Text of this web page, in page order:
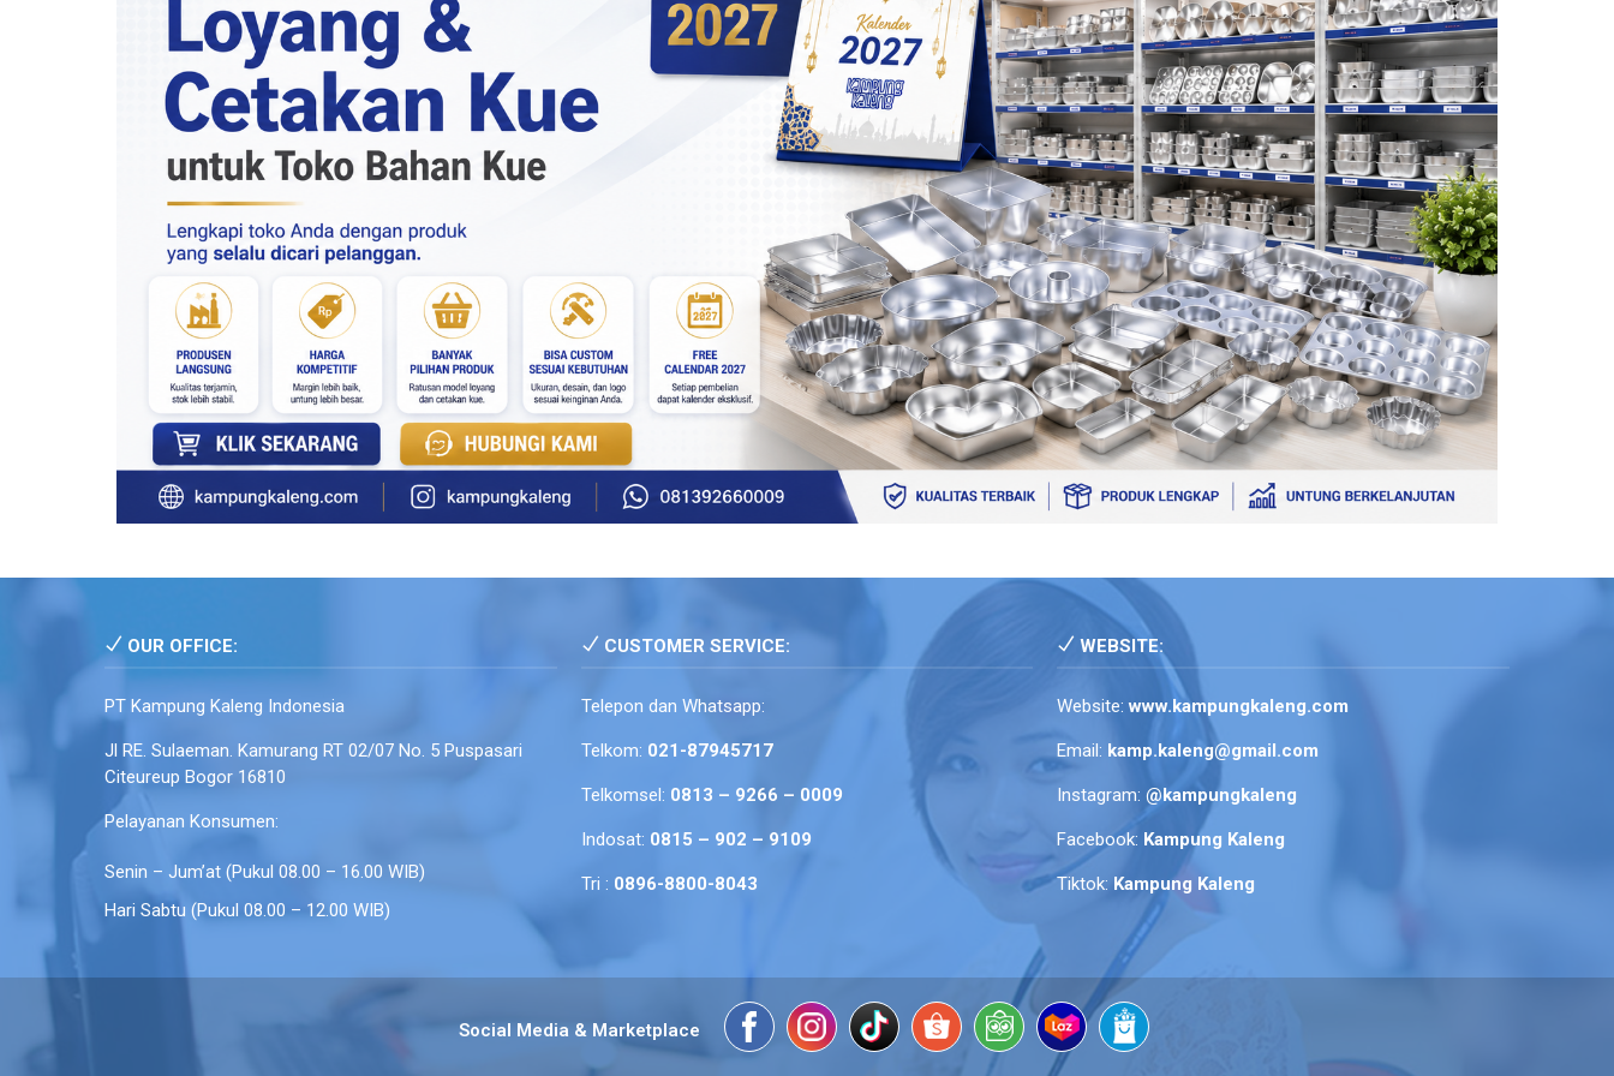
OUR OFFICE:
PT Kampung Kaleng Indonesia
Jl RE. Sulaeman. Kamurang RT 02/07 No. 5 Puspasari
Citeureup Bogor 16810
Pelayanan Konsumen:
Senin – Jum’at (Pukul 08.00 – 16.00 WIB)
Hari Sabtu (Pukul 08.00 – 12.00 WIB)
CUSTOMER SERVICE:
Telepon dan Whatsapp:
Telkom: 021-87945717
Telkomsel: 0813 – 9266 – 0009
Indosat: 0815 – 902 – 9109
Tri : 0896-8800-8043
WEBSITE:
Website:www.kampungkaleng.com
Email: kamp.kaleng@gmail.com
Instagram:@kampungkaleng
Facebook: Kampung Kaleng
Tiktok: Kampung Kaleng
Social Media & Marketplace